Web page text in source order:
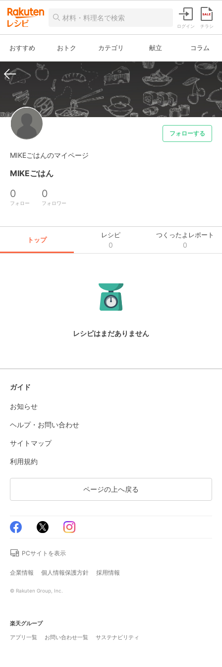
ログイン チラシ
おすすめ おトク カテゴリ 献立 コラム
フォローする
MIKEごはんのマイページ
MIKEごはん
0
フォロー
0
フォロワー
トップ
レシピ
0
つくったよレポート
0
レシピはまだありません
ガイド
お知らせ
ヘルプ・お問い合わせ
サイトマップ
利用規約
ページの上へ戻る
PCサイトを表示
企業情報 個人情報保護方針 採用情報
© Rakuten Group, Inc.
楽天グループ
アプリ一覧
お問い合わせ一覧 サステナビリティ